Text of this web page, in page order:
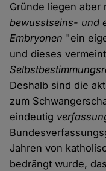
Gründe liegen aber
bewusstseins- und
Embryonen "ein
und dieses
Deshalb sind die
zum
eindeutig
Jahren von
bedrängt wurde,